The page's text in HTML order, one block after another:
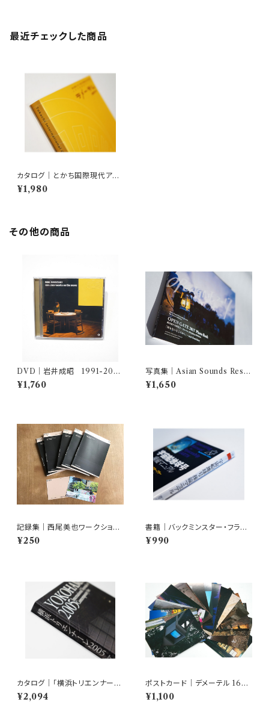
最近チェックした商品
カタログ｜とかち国際現代アー
ト展「デメーテル」公式ガイドブッ
ク
¥1,980
その他の商品
DVD｜岩井成昭 1991-200
2/works on the move
¥1,760
写真集｜Asian Sounds Rese
arch｜OPEN GATE 2017 P
hoto Book 動き続ける展覧会
¥1,650
記録集｜西尾美也ワークショッ
プ「感覚の洗濯」いわきツアー 2
017-2019
¥250
書籍｜バックミンスター・フラー
著 芹沢高志訳 宇宙船地球
号操縦マニュアル
¥990
カタログ｜「横浜トリエンナーレ
2005 アートサーカス［日常か
らの跳躍］」カタログ
¥2,094
ポストカード｜デメーテル 16枚
セット
¥1,100